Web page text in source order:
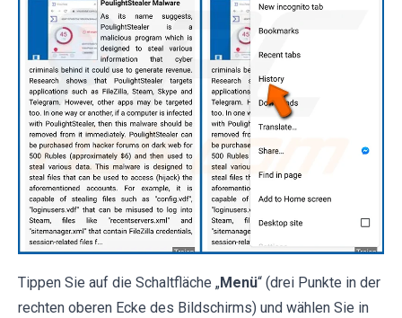
Tippen Sie auf die Schaltfläche „Menü“ (drei Punkte in der
rechten oberen Ecke des Bildschirms) und wählen Sie in